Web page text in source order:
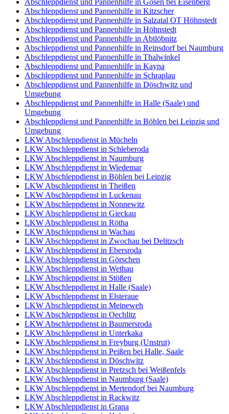
Abschleppdienst und Pannenhilfe in Kitzscher
Abschleppdienst und Pannenhilfe in Salzatal OT Höhnstedt
Abschleppdienst und Pannenhilfe in Höhnstedt
Abschleppdienst und Pannenhilfe in Abtlöbnitz
Abschleppdienst und Pannenhilfe in Reinsdorf bei Naumburg
Abschleppdienst und Pannenhilfe in Thalwinkel
Abschleppdienst und Pannenhilfe in Kayna
Abschleppdienst und Pannenhilfe in Schraplau
Abschleppdienst und Pannenhilfe in Döschwitz und
Umgebung
Abschleppdienst und Pannenhilfe in Halle (Saale) und
Umgebung
Abschleppdienst und Pannenhilfe in Böhlen bei Leipzig und
Umgebung
LKW Abschleppdienst in Mücheln
LKW Abschleppdienst in Schleberoda
LKW Abschleppdienst in Naumburg
LKW Abschleppdienst in Wiedemar
LKW Abschleppdienst in Böhlen bei Leipzig
LKW Abschleppdienst in Theißen
LKW Abschleppdienst in Luckenau
LKW Abschleppdienst in Nonnewitz
LKW Abschleppdienst in Gieckau
LKW Abschleppdienst in Rötha
LKW Abschleppdienst in Wachau
LKW Abschleppdienst in Zwochau bei Delitzsch
LKW Abschleppdienst in Ebersroda
LKW Abschleppdienst in Görschen
LKW Abschleppdienst in Wethau
LKW Abschleppdienst in Stößen
LKW Abschleppdienst in Halle (Saale)
LKW Abschleppdienst in Elsteraue
LKW Abschleppdienst in Meineweh
LKW Abschleppdienst in Oechlitz
LKW Abschleppdienst in Baumersroda
LKW Abschleppdienst in Unterkaka
LKW Abschleppdienst in Freyburg (Unstrut)
LKW Abschleppdienst in Peißen bei Halle, Saale
LKW Abschleppdienst in Döschwitz
LKW Abschleppdienst in Pretzsch bei Weißenfels
LKW Abschleppdienst in Naumburg (Saale)
LKW Abschleppdienst in Mertendorf bei Naumburg
LKW Abschleppdienst in Rackwitz
LKW Abschleppdienst in Grana